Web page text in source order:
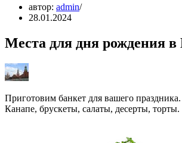
автор: admin
28.01.2024
Места для дня рождения
Приготовим банкет для вашего праздника.
Канапе, брускеты, салаты, десерты, торты.